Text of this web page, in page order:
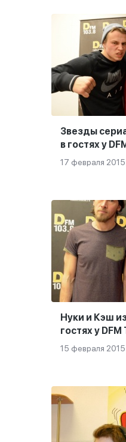
Звезды
в гостях у
17 февраля 2015
Нуки и Кэш
гостях у
15 февраля 2015